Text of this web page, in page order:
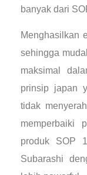
banyak dari
Menghasilkan
sehingga
maksimal
prinsip japan
tidak
memperbaiki
produk SOP
Subarashi